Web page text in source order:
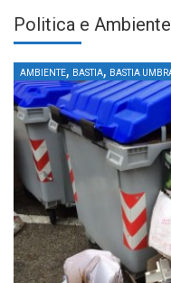
Politica e Ambiente
AMBIENTE, BASTIA, BASTIA